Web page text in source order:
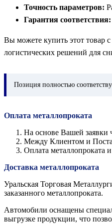
Точность параметров:
Гарантия соответствия:
Вы можете купить этот товар
логистических решений для
Позиция полностью
Оплата металлопроката
На основе Вашей заявки
Между Клиентом и
Оплата металлопроката
Доставка металлопроката
Уральская Торговая
заказанного металлопроката.
Автомобили оснащены
выгрузке продукции, что